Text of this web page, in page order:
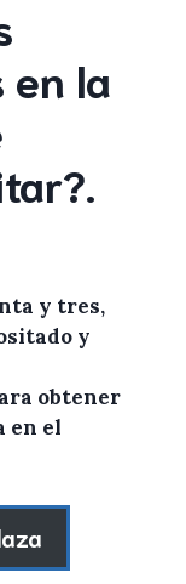
en la
?.
y tres,
y
obtener
en el